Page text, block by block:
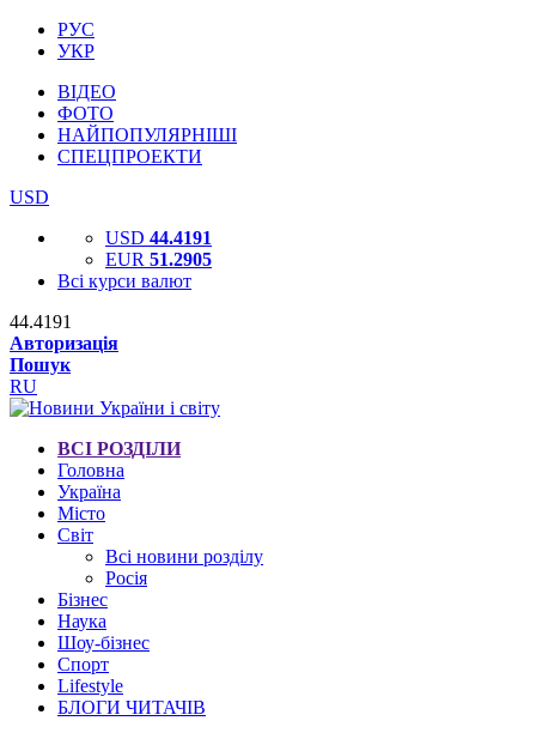
РУС
УКР
ВІДЕО
ФОТО
НАЙПОПУЛЯРНІШІ
СПЕЦПРОЕКТИ
USD
USD 44.4191
EUR 51.2905
Всі курси валют
44.4191
Авторизація
Пошук
RU
ВСІ РОЗДІЛИ
Головна
Україна
Місто
Світ
Всі новини розділу
Росія
Бізнес
Наука
Шоу-бізнес
Спорт
Lifestyle
БЛОГИ ЧИТАЧІВ